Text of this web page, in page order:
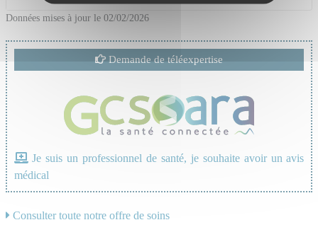
Données mises à jour le 02/02/2026
Demande de téléexpertise
Je suis un professionnel de santé, je souhaite avoir un avis
médical
Consulter toute notre offre de soins